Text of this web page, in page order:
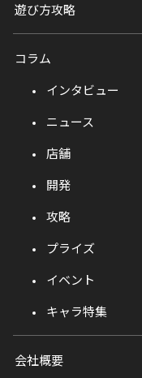
遊び方攻略
コラム
インタビュー
ニュース
店舗
開発
攻略
プライズ
イベント
キャラ特集
会社概要